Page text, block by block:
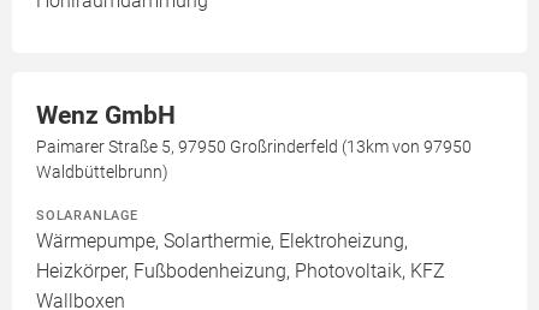
Wenz GmbH
Paimarer Straße 5, 97950 Großrinderfeld (13km von 97950
Waldbüttelbrunn)
SOLARANLAGE
Wärmepumpe, Solarthermie, Elektroheizung,
Heizkörper, Fußbodenheizung, Photovoltaik, KFZ
Wallboxen